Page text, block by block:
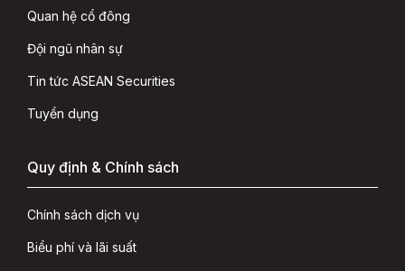
Quan hệ cổ đông
Đội ngũ nhân sự
Tin tức ASEAN Securities
Tuyển dụng
Quy định & Chính sách
Chính sách dịch vụ
Biểu phí và lãi suất